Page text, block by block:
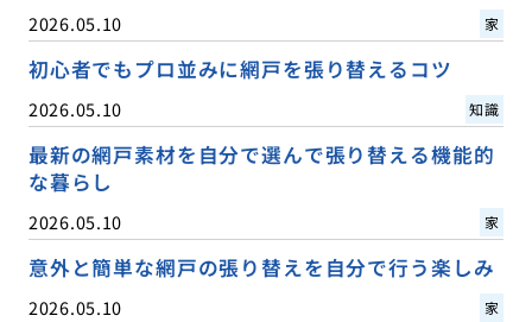
2026.05.10 家
初心者でもプロ並みに網戸を張り替えるコツ
2026.05.10 知識
最新の網戸素材を自分で選んで張り替える機能的
な暮らし
2026.05.10 家
意外と簡単な網戸の張り替えを自分で行う楽しみ
2026.05.10 家